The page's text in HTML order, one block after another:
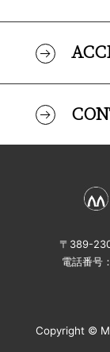
〒389-
電話番
Copyright ©